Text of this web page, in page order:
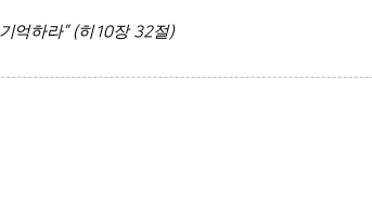
억하라” (히10장32절)